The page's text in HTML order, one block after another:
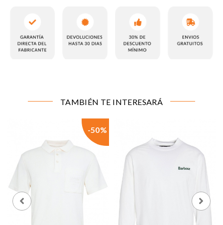
TAMBIÉN TE INTERESARÁ
-50%
Cookies necesarias
funcione y no se pueden desactivar en nuestros
sistemas. Puede configurar su navegador para bloquear
o alertar sobre estas cookies, pero alguna áreas del sitio
no funcionarán. Estas cookies no almacenan ninguna
información de identificación personal.
Cookies de rendimiento y analíticas
Estas cookies nos permiten contar las visitas y fuentes
de tráfico para poder evaluar el rendimiento de nuestro
sitio y mejorarlo. Nos ayudan a saber qué páginas son
las más o menos visitadas, y cómo los visitantes
navegan por el sitio. Toda la información que recogen
estas cookies es agregada y, por lo tanto, es anónima.